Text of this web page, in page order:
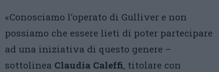
«Conosciamo l’operato di Gulliver e non
possiamo che essere lieti di poter partecipare
ad una iniziativa di questo genere –
sottolinea Claudia Caleffi, titolare con